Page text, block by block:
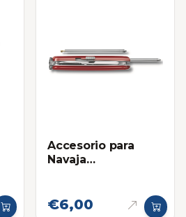
Accesorio para
Navaja
Victorinox -
€6,00